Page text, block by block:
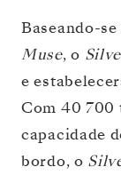
Baseando-
Muse, o
e
Com 40 700
capacidade
bordo, o